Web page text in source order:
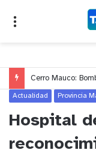
Actualidad Provincia
Hospital